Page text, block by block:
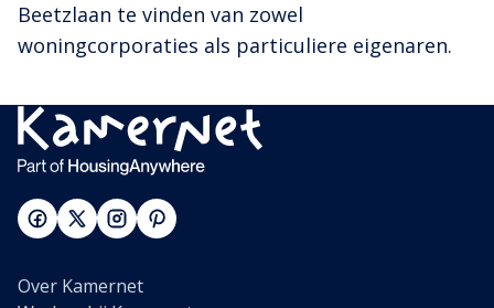
Beetzlaan te vinden van zowel
woningcorporaties als particuliere eigenaren.
Over Kamernet